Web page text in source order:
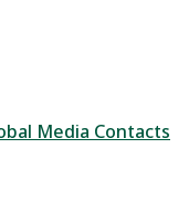
Media Contacts